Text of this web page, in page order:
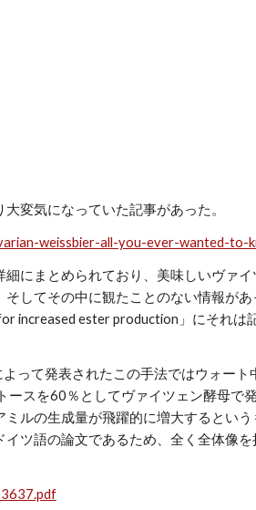
変気になっていた記事があった。
weissbier-all-you-ever-wanted-to-
にまとめられており、美味しいヴァイ
してその中に観たことのない情報が
increased ester production」にそれは
って発表されたこの手法ではウォート
ースを60％としてヴァイツェン酵母で
ルの生成量が飛躍的に増大するという
ツ語の論文であるため、全く全体像を